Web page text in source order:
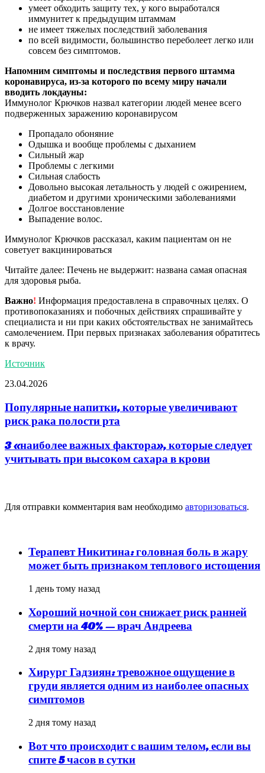
умеет обходить защиту тех, у кого выработался
иммунитет к предыдущим штаммам
не имеет тяжелых последствий заболевания
по всей видимости, большинство переболеет легко или
совсем без симптомов.
Напомним симптомы и последствия первого штамма
коронавируса, из-за которого по всему миру начали
вводить локдауны:
Иммунолог Крючков назвал категории людей менее всего
подверженных заражению коронавирусом
Пропадало обоняние
Одышка и вообще проблемы с дыханием
Сильный жар
Проблемы с легкими
Сильная слабость
Довольно высокая летальность у людей с ожирением,
диабетом и другими хроническими заболеваниями
Долгое восстановление
Выпадение волос.
Иммунолог Крючков рассказал, каким пациентам он не
советует вакцинироваться
Читайте далее: Печень не выдержит: названа самая опасная
для здоровья рыба.
Важно! Информация предоставлена в справочных целях. О
противопоказаниях и побочных действиях спрашивайте у
специалиста и ни при каких обстоятельствах не занимайтесь
самолечением. При первых признаках заболевания обратитесь
к врачу.
Источник
23.04.2026
Популярные напитки, которые увеличивают
риск рака полости рта
3 «наиболее важных фактора», которые следует
учитывать при высоком сахара в крови
Для отправки комментария вам необходимо авторизоваться.
Терапевт Никитина: головная боль в жару
может быть признаком теплового истощения
1 день тому назад
Хороший ночной сон снижает риск ранней
смерти на 40% — врач Андреева
2 дня тому назад
Хирург Гадзиян: тревожное ощущение в
груди является одним из наиболее опасных
симптомов
2 дня тому назад
Вот что происходит с вашим телом, если вы
спите 5 часов в сутки